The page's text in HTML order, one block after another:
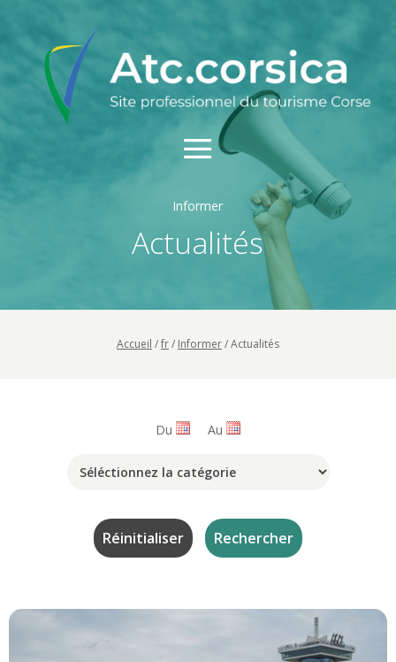
Informer
Actualités
Accueil /fr/ Informer/Actualités
Du Au